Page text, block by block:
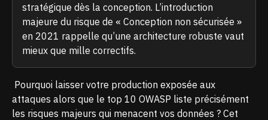
stratégique dès la conception. L’introduction
majeure du risque de « Conception non sécurisée »
en 2021 rappelle qu’une architecture robuste vaut
mieux que mille correctifs.
Pourquoi laisser votre production exposée aux
attaques alors que le top 10 OWASP liste précisément
les risques majeurs qui menacent vos données ? Cet